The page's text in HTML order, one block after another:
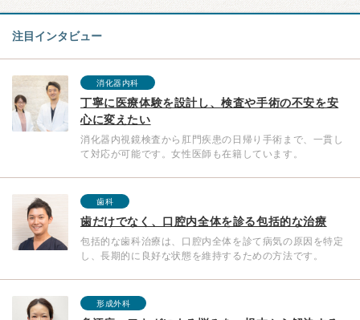
注目インタビュー
消化器内科
丁寧に医療体験を設計し、検査や手術の不安を安
心に変えたい
消化器内視鏡検査から肛門疾患の日帰り手術まで、一貫し
て対応が可能です。女性医師も在籍しています。
歯科
歯だけでなく、口腔内全体を診る包括的な治療
包括的な歯科治療は、口腔内全体を診て病気の原因を特定
し、長期的に良好な状態を維持するための方法です。
形成外科